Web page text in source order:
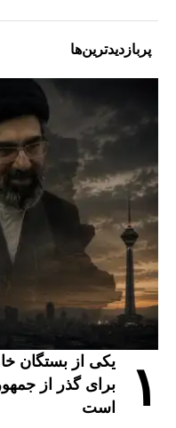
پربازدیدترین‌ها
۱
یکی از بستگان
برای گذر از
است